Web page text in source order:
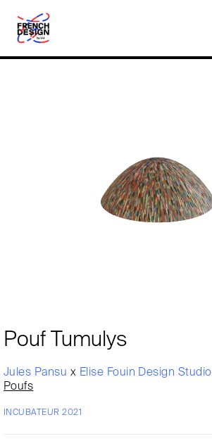
Pouf Tumulys
Jules Pansu x Elise Fouin Design Studio
Poufs
INCUBATEUR 2021